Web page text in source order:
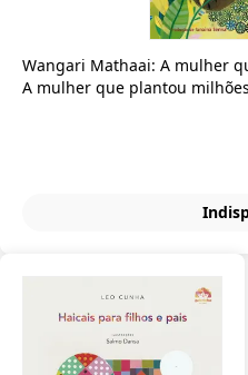
Wangari Mathaai: A mulher
A mulher que plantou